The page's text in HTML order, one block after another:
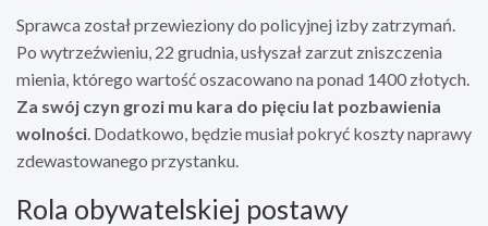
Sprawca został przewieziony do policyjnej izby zatrzymań.
Po wytrzeźwieniu, 22 grudnia, usłyszał zarzut zniszczenia
mienia, którego wartość oszacowano na ponad 1400 złotych.
Za swój czyn grozi mu kara do pięciu lat pozbawienia
wolności . Dodatkowo, będzie musiał pokryć koszty naprawy
zdewastowanego przystanku.
Rola obywatelskiej postawy